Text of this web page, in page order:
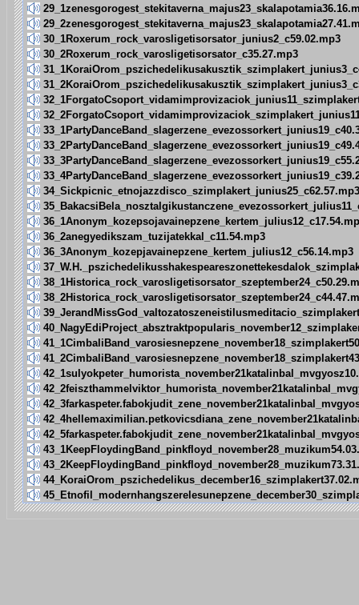
30_1Roxerum_rock_varosligetisorsator_junius2_c59.02.mp3
30_2Roxerum_rock_varosligetisorsator_c35.27.mp3
34_Sickpicnic_etnojazzdisco_szimplakert_junius25_c62.57.mp3
36_2anegyedikszam_tuzijatekkal_c11.54.mp3
36_3Anonym_kozepjavainepzene_kertem_julius12_c56.14.mp3